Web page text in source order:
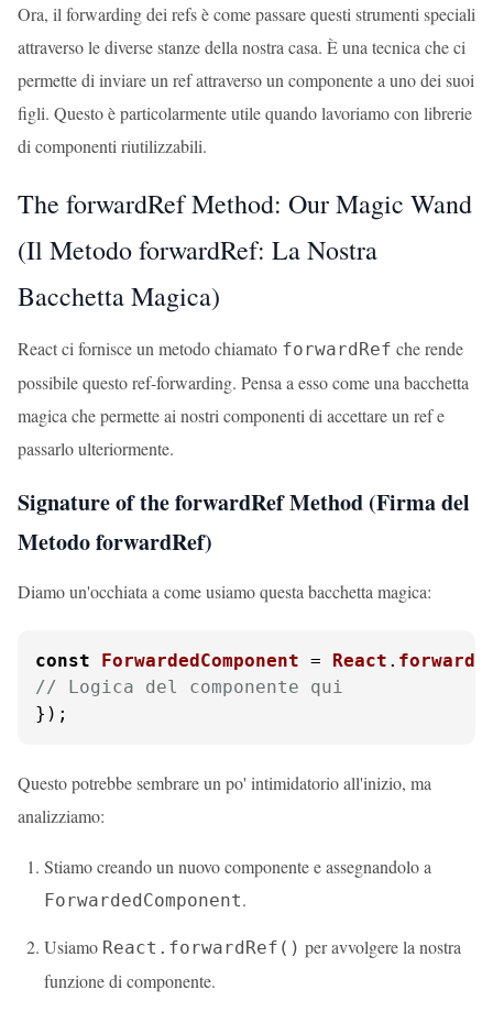
Ora, il forwarding dei refs è come passare questi strumenti speciali
attraverso le diverse stanze della nostra casa. È una tecnica che ci
permette di inviare un ref attraverso un componente a uno dei suoi
figli. Questo è particolarmente utile quando lavoriamo con librerie
di componenti riutilizzabili.
The forwardRef Method: Our Magic Wand
(Il Metodo forwardRef: La Nostra
Bacchetta Magica)
React ci fornisce un metodo chiamato forwardRef che rende
possibile questo ref-forwarding. Pensa a esso come una bacchetta
magica che permette ai nostri componenti di accettare un ref e
passarlo ulteriormente.
Signature of the forwardRef Method (Firma del
Metodo forwardRef)
Diamo un'occhiata a come usiamo questa bacchetta magica:
const ForwardedComponent = React .
// Logica del componente qui
});
Questo potrebbe sembrare un po' intimidatorio all'inizio, ma
analizziamo:
Stiamo creando un nuovo componente e assegnandolo a
ForwardedComponent.
Usiamo React.forwardRef() per avvolgere la nostra
funzione di componente.